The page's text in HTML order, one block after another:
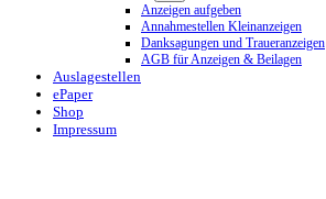
Anzeigen aufgeben
Annahmestellen Kleinanzeigen
Danksagungen und Traueranzeigen
AGB für Anzeigen & Beilagen
Auslagestellen
ePaper
Shop
Impressum